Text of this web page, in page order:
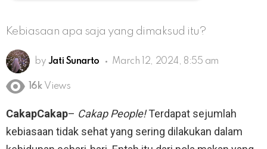
Kebiasaan apa saja yang dimaksud itu?
by Jati Sunarto March 12, 2024, 8:55 am
16k Views
CakapCakap– Cakap People!Terdapat sejumlah
kebiasaan tidak sehat yang sering dilakukan dalam